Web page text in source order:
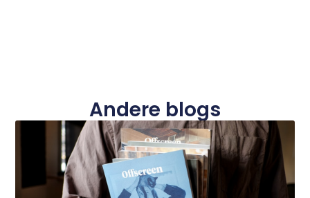
Andere blogs